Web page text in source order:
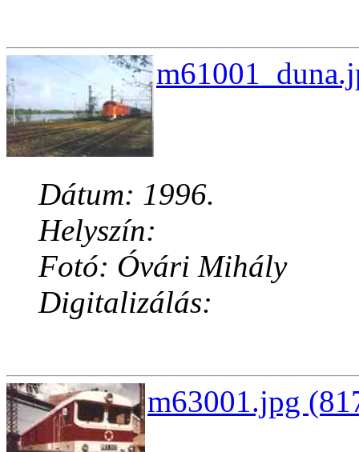
Dátum: 1996.
Helyszín:
Fotó: Óvári Mihály
Digitalizálás:
m63001.jpg